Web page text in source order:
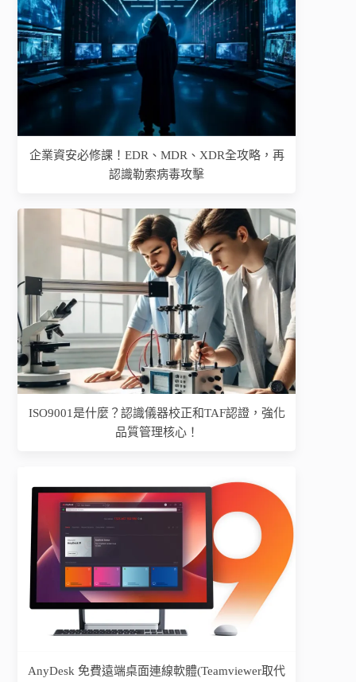
企業資安必修課！EDR、MDR、XDR全攻略，再
認識勒索病毒攻擊
ISO9001是什麼？認識儀器校正和TAF認證，強化
品質管理核心！
AnyDesk 免費遠端桌面連線軟體(Teamviewer取代